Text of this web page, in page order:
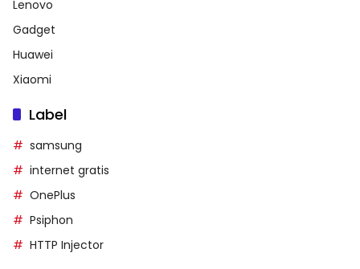
Lenovo
Gadget
Huawei
Xiaomi
Label
samsung
internet gratis
OnePlus
Psiphon
HTTP Injector